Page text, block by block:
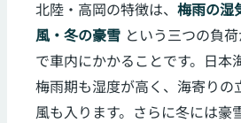
北陸・高岡の特徴は、梅雨の湿
風・冬の豪雪 という三つの負
で車内にかかることです。日本
梅雨期も湿度が高く、海寄りの
風も入ります。さらに冬には豪